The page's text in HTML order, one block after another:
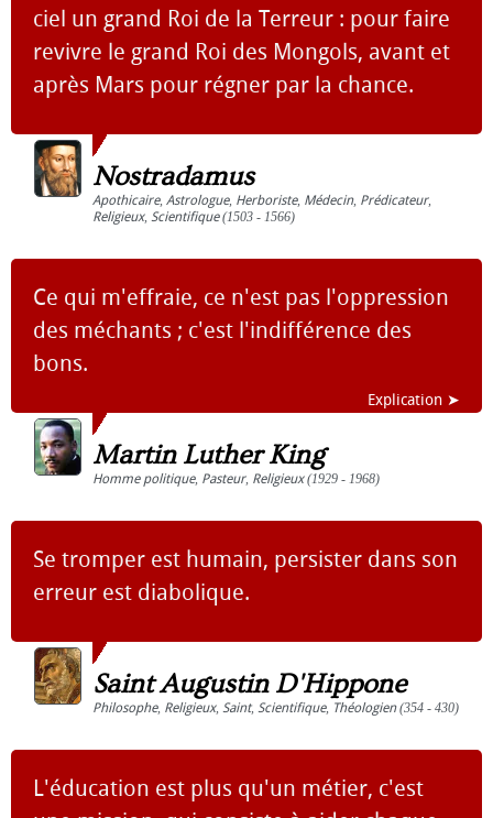
ciel un grand Roi de la Terreur : pour faire
revivre le grand Roi des Mongols, avant et
après Mars pour régner par la chance.
Nostradamus
Apothicaire, Astrologue, Herboriste, Médecin, Prédicateur,
Religieux, Scientifique(1503 - 1566)
Ce qui m'effraie, ce n'est pas l'oppression
des méchants ; c'est l'indifférence des
bons.
Explication ➤
Martin Luther King
Homme politique, Pasteur, Religieux(1929 - 1968)
Se tromper est humain, persister dans son
erreur est diabolique.
Saint Augustin D'Hippone
Philosophe, Religieux, Saint, Scientifique, Théologien(354 - 430)
L'éducation est plus qu'un métier, c'est